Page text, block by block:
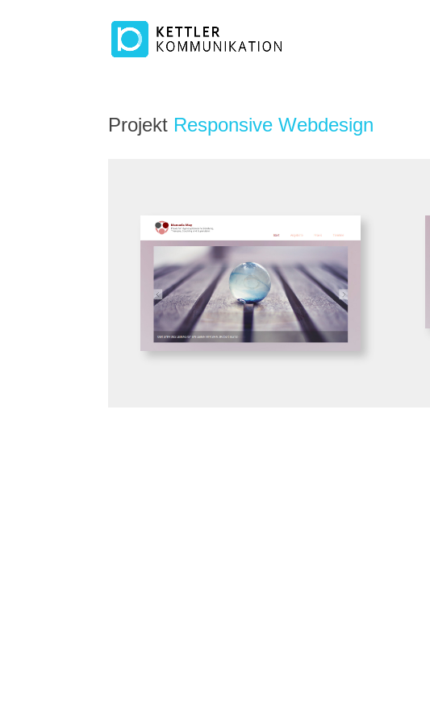
Projekt Responsive Webdesign